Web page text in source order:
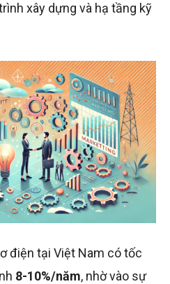
xây dựng và hạ tầng kỹ
điện tại Việt Nam có tốc
8-10%/năm, nhờ vào sự